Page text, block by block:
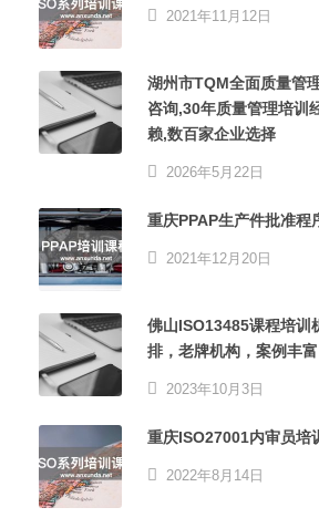
2021年11月12日
湖州市TQM全面质量管
咨询,30年质量管理培训
赖,数百家企业选择
2026年5月22日
重庆PPAP生产件批准程
2021年12月20日
佛山ISO13485课程培训
排，老牌机构，案例丰
2023年10月3日
重庆ISO27001内审员培
2022年8月14日